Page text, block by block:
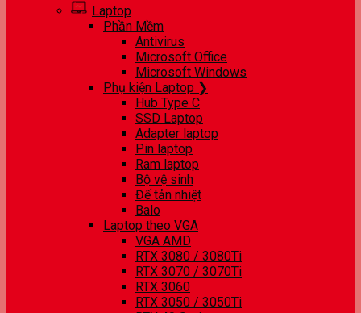
Laptop
Phần Mềm
Antivirus
Microsoft Office
Microsoft Windows
Phụ kiện Laptop ❯
Hub Type C
SSD Laptop
Adapter laptop
Pin laptop
Ram laptop
Bộ vệ sinh
Đế tản nhiệt
Balo
Laptop theo VGA
VGA AMD
RTX 3080 / 3080Ti
RTX 3070 / 3070Ti
RTX 3060
RTX 3050 / 3050Ti